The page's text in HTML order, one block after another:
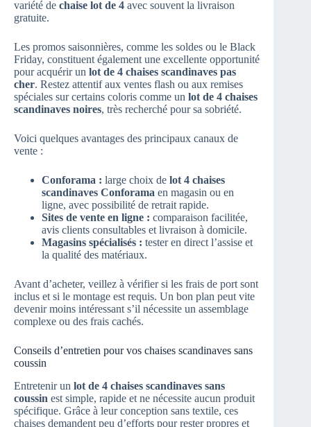
variété de chaise lot de 4 avec souvent la livraison
gratuite.
Les promos saisonnières, comme les soldes ou le Black
Friday, constituent également une excellente opportunité
pour acquérir un lot de 4 chaises scandinaves pas
cher. Restez attentif aux ventes flash ou aux remises
spéciales sur certains coloris comme un lot de 4 chaises
scandinaves noires, très recherché pour sa sobriété.
Voici quelques avantages des principaux canaux de
vente :
Conforama : large choix de lot 4 chaises
scandinaves Conforama en magasin ou en
ligne, avec possibilité de retrait rapide.
Sites de vente en ligne : comparaison facilitée,
avis clients consultables et livraison à domicile.
Magasins spécialisés : tester en direct l’assise et
la qualité des matériaux.
Avant d’acheter, veillez à vérifier si les frais de port sont
inclus et si le montage est requis. Un bon plan peut vite
devenir moins intéressant s’il nécessite un assemblage
complexe ou des frais cachés.
Conseils d’entretien pour vos chaises scandinaves sans
coussin
Entretenir un lot de 4 chaises scandinaves sans
coussin est simple, rapide et ne nécessite aucun produit
spécifique. Grâce à leur conception sans textile, ces
chaises demandent peu d’efforts pour rester propres et